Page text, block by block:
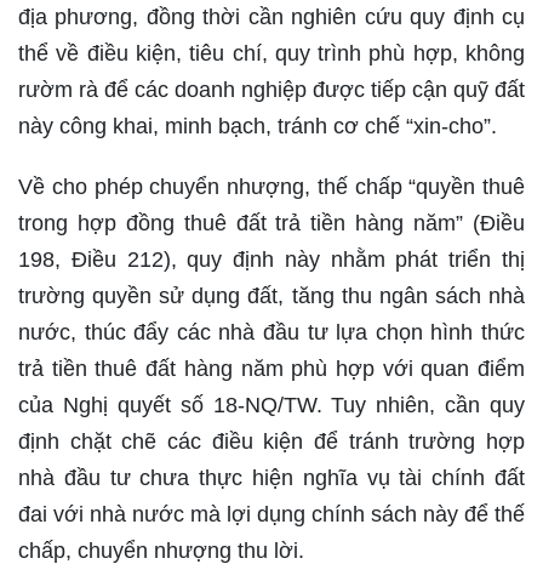
địa phương, đồng thời cần nghiên cứu quy định cụ
thể về điều kiện, tiêu chí, quy trình phù hợp, không
rườm rà để các doanh nghiệp được tiếp cận quỹ đất
này công khai, minh bạch, tránh cơ chế “xin-cho”.
Về cho phép chuyển nhượng, thế chấp “quyền thuê
trong hợp đồng thuê đất trả tiền hàng năm” (Điều
198, Điều 212), quy định này nhằm phát triển thị
trường quyền sử dụng đất, tăng thu ngân sách nhà
nước, thúc đẩy các nhà đầu tư lựa chọn hình thức
trả tiền thuê đất hàng năm phù hợp với quan điểm
của Nghị quyết số 18-NQ/TW. Tuy nhiên, cần quy
định chặt chẽ các điều kiện để tránh trường hợp
nhà đầu tư chưa thực hiện nghĩa vụ tài chính đất
đai với nhà nước mà lợi dụng chính sách này để thế
chấp, chuyển nhượng thu lời.